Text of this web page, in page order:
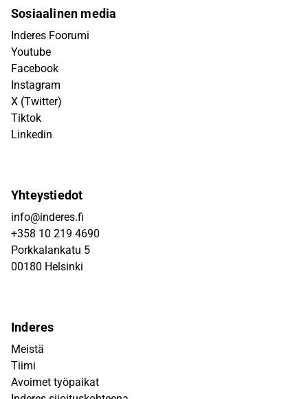
Sosiaalinen media
Inderes Foorumi
Youtube
Facebook
Instagram
X (Twitter)
Tiktok
Linkedin
Yhteystiedot
info@inderes.fi
+358 10 219 4690
Porkkalankatu 5
00180 Helsinki
Inderes
Meistä
Tiimi
Avoimet työpaikat